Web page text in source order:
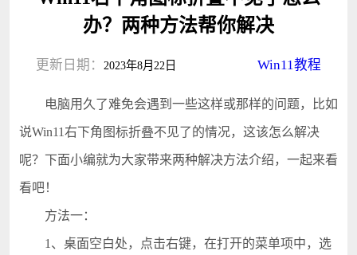
办？两种方法帮你解决
更新日期： 2023年8月22日 Win11教程
电脑用久了难免会遇到一些这样或那样的问题，比如
说Win11右下角图标折叠不见了的情况，这该怎么解决
呢？下面小编就为大家带来两种解决方法介绍，一起来看
看吧！
方法一：
1、桌面空白处，点击右键，在打开的菜单项中，选